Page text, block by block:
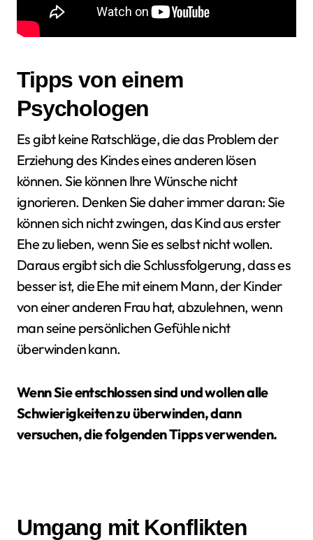
Tipps von einem
Psychologen
Es gibt keine Ratschläge, die das Problem der
Erziehung des Kindes eines anderen lösen
können. Sie können Ihre Wünsche nicht
ignorieren. Denken Sie daher immer daran: Sie
können sich nicht zwingen, das Kind aus erster
Ehe zu lieben, wenn Sie es selbst nicht wollen.
Daraus ergibt sich die Schlussfolgerung, dass es
besser ist, die Ehe mit einem Mann, der Kinder
von einer anderen Frau hat, abzulehnen, wenn
man seine persönlichen Gefühle nicht
überwinden kann.
Wenn Sie entschlossen sind und wollen alle
Schwierigkeiten zu überwinden, dann
versuchen, die folgenden Tipps verwenden.
Umgang mit Konflikten